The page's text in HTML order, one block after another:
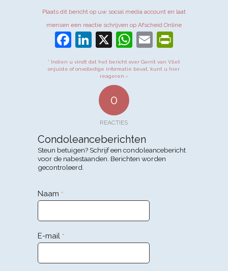
Plaats dit bericht op uw social media account en laat
mensen een reactie schrijven op Afscheid.Online
Facebook
LinkedIn
X WhatsApp
Email
* Indien u vindt dat het bericht over Gerrit van Vliet
onjuiste of onvolledige informatie bevat, kunt u hier
reageren ›
0
REACTIES
Condoleanceberichten
Steun betuigen? Schrijf een condoleancebericht
voor de nabestaanden. Berichten worden
gecontroleerd.
Naam *
E-mail *